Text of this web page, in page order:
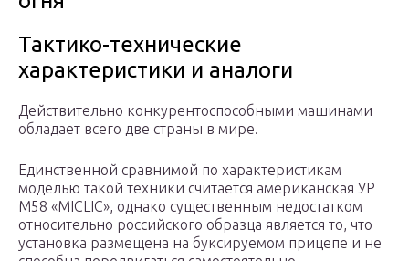
Тактико-технические
характеристики и аналоги
Действительно конкурентоспособными машинами
обладает всего две страны в мире.
Единственной сравнимой по характеристикам
моделью такой техники считается американская УР
М58 «MICLIC», однако существенным недостатком
относительно российского образца является то, что
установка размещена на буксируемом прицепе и не